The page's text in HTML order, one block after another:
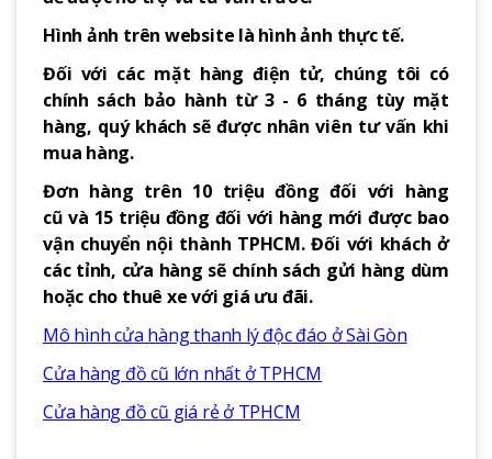
Hình ảnh trên website là hình ảnh thực tế.
Đối với các mặt hàng điện tử, chúng tôi có
chính sách bảo hành từ 3 - 6 tháng tùy mặt
hàng, quý khách sẽ được nhân viên tư vấn khi
mua hàng.
Đơn hàng trên 10 triệu đồng đối với hàng
cũ và 15 triệu đồng đối với hàng mới được bao
vận chuyển nội thành TPHCM. Đối với khách ở
các tỉnh, cửa hàng sẽ chính sách gửi hàng dùm
hoặc cho thuê xe với giá ưu đãi.
Mô hình cửa hàng thanh lý độc đáo ở Sài Gòn
Cửa hàng đồ cũ lớn nhất ở TPHCM
Cửa hàng đồ cũ giá rẻ ở TPHCM